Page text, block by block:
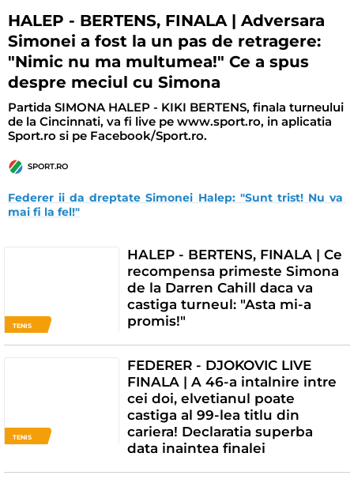
HALEP - BERTENS, FINALA | Adversara
Simonei a fost la un pas de retragere:
"Nimic nu ma multumea!" Ce a spus
despre meciul cu Simona
Partida SIMONA HALEP - KIKI BERTENS, finala turneului
de la Cincinnati, va fi live pe www.sport.ro, in aplicatia
Sport.ro si pe Facebook/Sport.ro.
SPORT.RO
Federer ii da dreptate Simonei Halep: "Sunt trist! Nu va
mai fi la fel!"
TENIS
HALEP - BERTENS, FINALA | Ce
recompensa primeste Simona
de la Darren Cahill daca va
castiga turneul: "Asta mi-a
promis!"
TENIS
FEDERER - DJOKOVIC LIVE
FINALA | A 46-a intalnire intre
cei doi, elvetianul poate
castiga al 99-lea titlu din
cariera! Declaratia superba
data inaintea finalei